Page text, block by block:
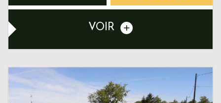
VOIR